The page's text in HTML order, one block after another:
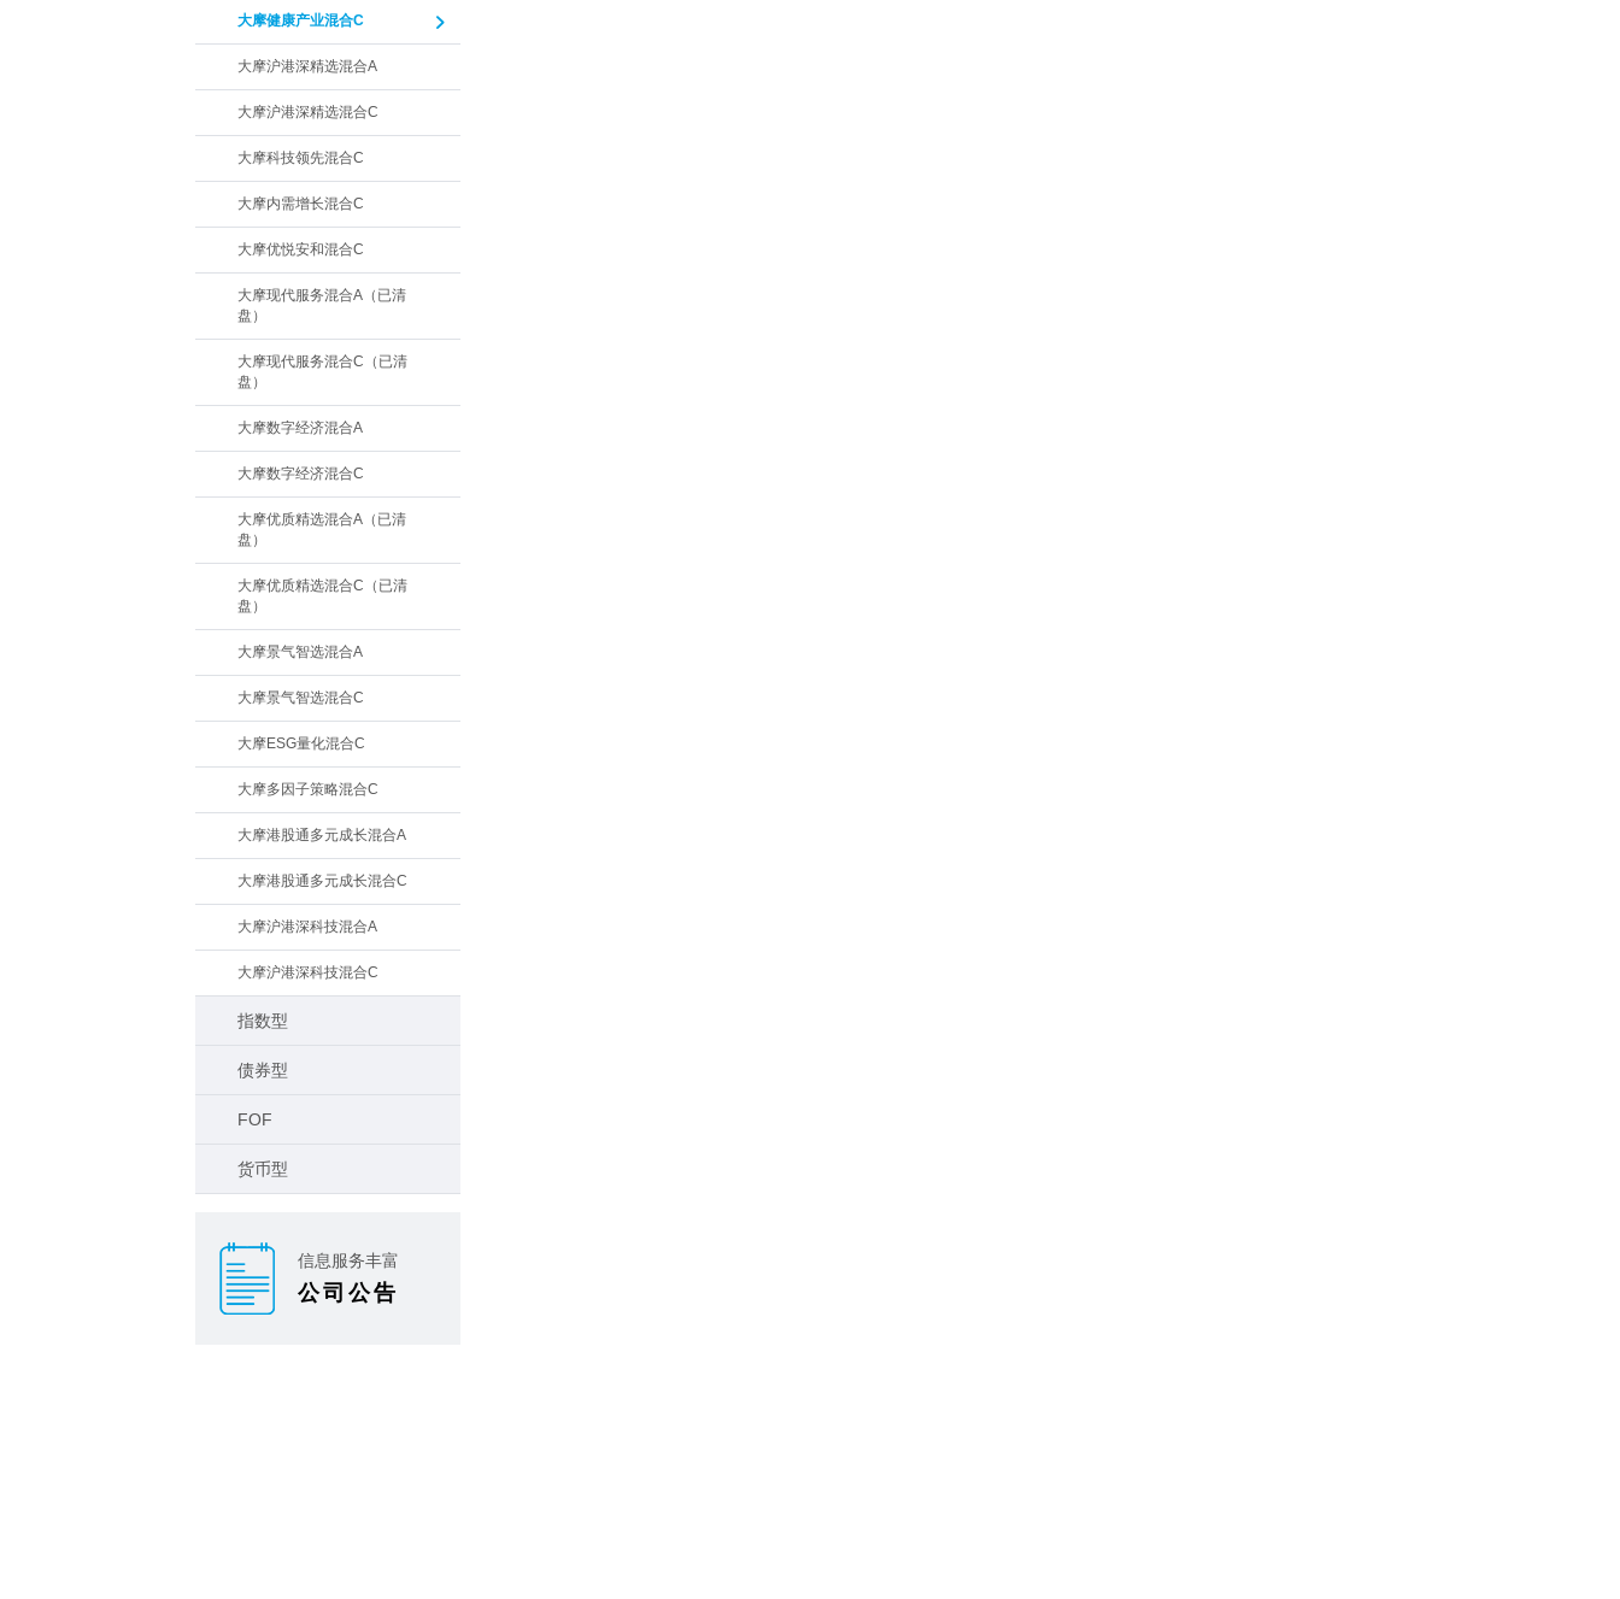
大摩健康产业混合C
大摩沪港深精选混合A
大摩沪港深精选混合C
大摩科技领先混合C
大摩内需增长混合C
大摩优悦安和混合C
大摩现代服务混合A（已清
盘）
大摩现代服务混合C（已清
盘）
大摩数字经济混合A
大摩数字经济混合C
大摩优质精选混合A（已清
盘）
大摩优质精选混合C（已清
盘）
大摩景气智选混合A
大摩景气智选混合C
大摩ESG量化混合C
大摩多因子策略混合C
大摩港股通多元成长混合A
大摩港股通多元成长混合C
大摩沪港深科技混合A
大摩沪港深科技混合C
指数型
债券型
FOF
货币型
信息服务丰富
公司公告